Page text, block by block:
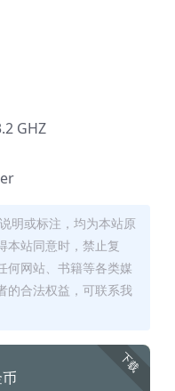
GHZ
明或标注，均为本站原
本站同意时，禁止复
何网站、书籍等各类媒
的合法权益，可联系我
下载